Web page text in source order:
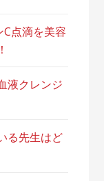
点滴を美容
液クレンジ
る先生はど